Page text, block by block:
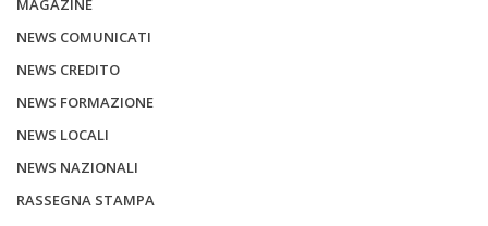
NEWS COMUNICATI
NEWS CREDITO
NEWS FORMAZIONE
NEWS LOCALI
NEWS NAZIONALI
RASSEGNA STAMPA